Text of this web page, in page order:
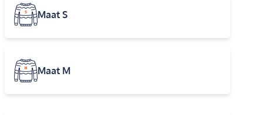
Maat S
Maat M